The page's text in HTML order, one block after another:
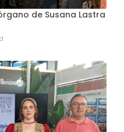
de Susana Lastra